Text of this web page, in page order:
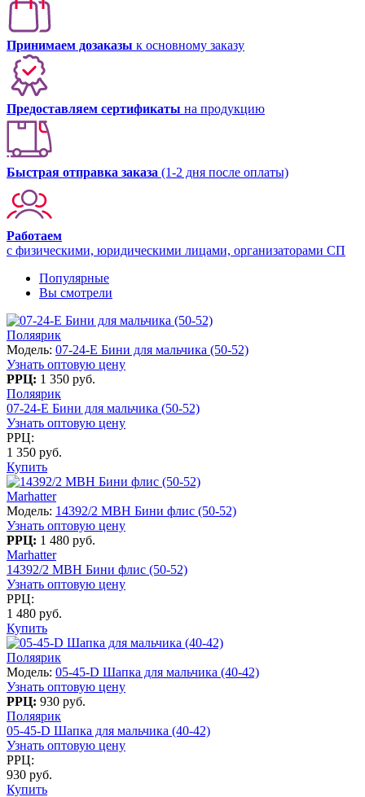
Принимаем дозаказы к основному заказу
Предоставляем сертификаты на продукцию
Быстрая отправка заказа (1-2 дня после оплаты)
Работаем
с физическими, юридическими лицами, организаторами СП
Популярные
Вы смотрели
Поляярик
Модель: 07-24-E Бини для мальчика (50-52)
Узнать оптовую цену
РРЦ: 1 350 руб.
Поляярик
07-24-E Бини для мальчика (50-52)
Узнать оптовую цену
РРЦ:
1 350 руб.
Купить
Marhatter
Модель: 14392/2 MBH Бини флис (50-52)
Узнать оптовую цену
РРЦ: 1 480 руб.
Marhatter
14392/2 MBH Бини флис (50-52)
Узнать оптовую цену
РРЦ:
1 480 руб.
Купить
Поляярик
Модель: 05-45-D Шапка для мальчика (40-42)
Узнать оптовую цену
РРЦ: 930 руб.
Поляярик
05-45-D Шапка для мальчика (40-42)
Узнать оптовую цену
РРЦ:
930 руб.
Купить